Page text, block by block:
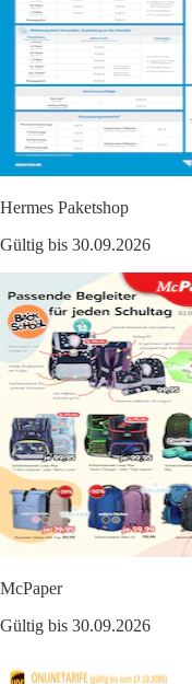
Hermes Paketshop
Gültig bis 30.09.2026
McPaper
Gültig bis 30.09.2026